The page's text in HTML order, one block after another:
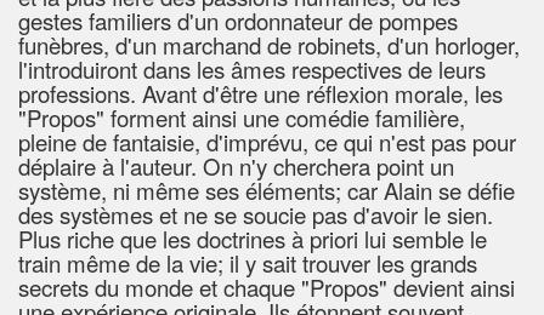
gestes familiers d'un ordonnateur de pompes
funèbres, d'un marchand de robinets, d'un horloger,
l'introduiront dans les âmes respectives de leurs
professions. Avant d'être une réflexion morale, les
"Propos" forment ainsi une comédie familière,
pleine de fantaisie, d'imprévu, ce qui n'est pas pour
déplaire à l'auteur. On n'y cherchera point un
système, ni même ses éléments; car Alain se défie
des systèmes et ne se soucie pas d'avoir le sien.
Plus riche que les doctrines à priori lui semble le
train même de la vie; il y sait trouver les grands
secrets du monde et chaque "Propos" devient ainsi